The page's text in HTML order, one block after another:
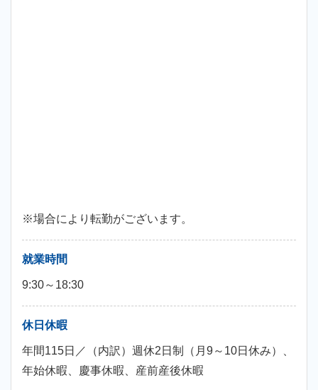
※場合により転勤がございます。
就業時間
9:30～18:30
休日休暇
年間115日／（内訳）週休2日制（月9～10日休み）、
年始休暇、慶事休暇、産前産後休暇